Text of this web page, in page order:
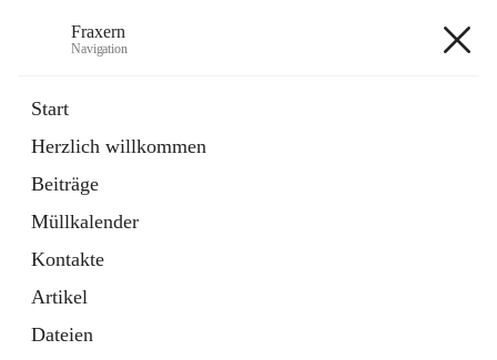
Fraxern
Navigation
Start
Herzlich willkommen
Beiträge
Müllkalender
Kontakte
Artikel
Dateien
Ordner
in
Tab
Formulare
Artikel
öffnet
in
neuem
Tab